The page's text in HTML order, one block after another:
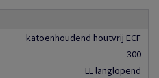
katoenhoudend houtvrij ECF
300
LL langlopend